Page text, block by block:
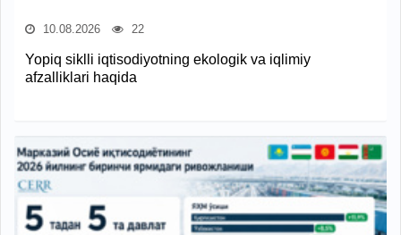
10.08.2026 22
Yopiq siklli iqtisodiyotning ekologik va iqlimiy
afzalliklari haqida